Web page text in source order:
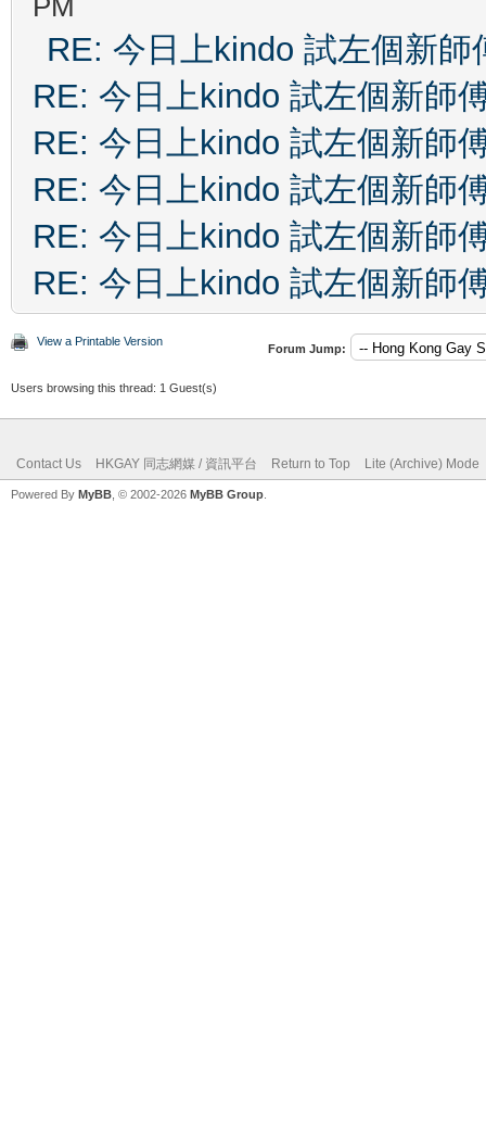
RE: 今日上kindo 試左個新師
RE: 今日上kindo 試左個新師
RE: 今日上kindo 試左個新師
RE: 今日上kindo 試左個新師
RE: 今日上kindo 試左個新師
RE: 今日上kindo 試左個新師
View a Printable Version
Forum Jump:
Users browsing this thread: 1 Guest(s)
Contact Us HKGAY 同志網媒 / 資訊平台 Return to Top Lite (Archive) Mode
Powered By MyBB , © 2002-2026 MyBB Group